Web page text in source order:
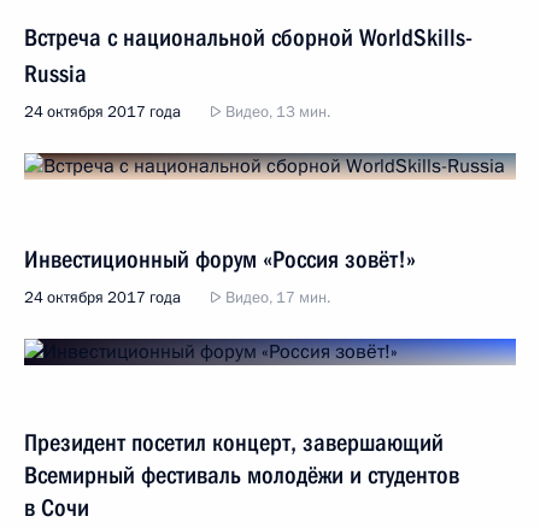
Встреча с национальной сборной WorldSkills-
Russia
24 октября 2017 года Видео, 13 мин.
Инвестиционный форум «Россия зовёт!»
24 октября 2017 года Видео, 17 мин.
Президент посетил концерт, завершающий
Всемирный фестиваль молодёжи и студентов
в Сочи